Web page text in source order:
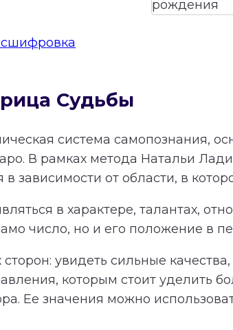
Судьбы
система самопознания,
В рамках метода Натальи
зависимости от области, в
в характере, талантах,
число, но и его положение в
увидеть сильные
которым стоит уделить
Ее значения можно